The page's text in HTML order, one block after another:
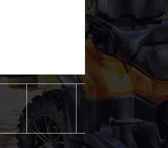
LEMY CFMOTO
PRO
114